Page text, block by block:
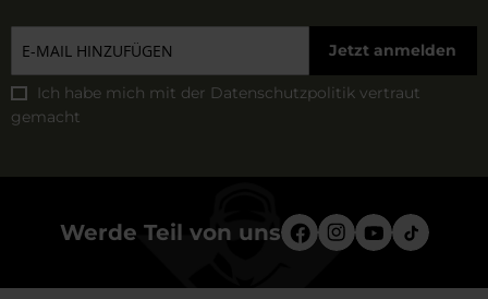
Jetzt anmelden
Ich habe mich mit der Datenschutzpolitik vertraut
gemacht
Werde Teil von uns